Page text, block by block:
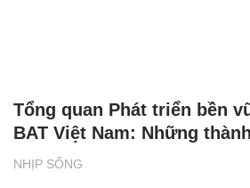
NHỊP SỐNG
Tổng quan Phát triển bền
BAT Việt Nam: Những